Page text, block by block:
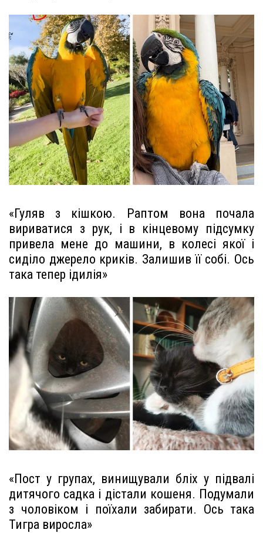
«Гуляв з кішкою. Раптом вона почала
вириватися з рук, і в кінцевому підсумку
привела мене до машини, в колесі якої і
сиділо джерело криків. Залишив її собі. Ось
така тепер ідилія»
«Пост у групах, винищували бліх у підвалі
дитячого садка і дістали кошеня. Подумали
з чоловіком і поїхали забирати. Ось така
Тигра виросла»